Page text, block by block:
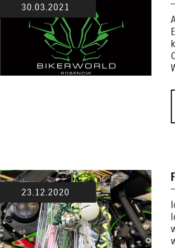
30.03.2021
23.12.2020